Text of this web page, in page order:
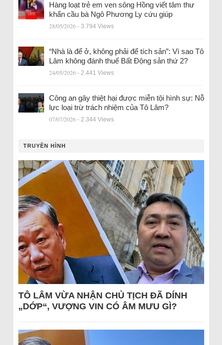
Hàng loạt trẻ em ven sông Hồng viết tâm thư
khẩn cầu bà Ngô Phương Ly cứu giúp
28/05/2026 - 3.794 Views
“Nhà là để ở, không phải để tích sản”: Vì sao Tô
Lâm không đánh thuế Bất Động sản thứ 2?
24/05/2026 - 2.441 Views
Công an gây thiệt hại được miễn tội hình sự: Nỗ
lực loại trừ trách nhiệm của Tô Lâm?
07/07/2026 - 2.344 Views
TRUYỀN HÌNH
TÔ LÂM VỪA NHẬN CHỦ TỊCH ĐÃ DÍNH
„DỚP“, VƯỢNG VIN CÓ ÂM MƯU GÌ?